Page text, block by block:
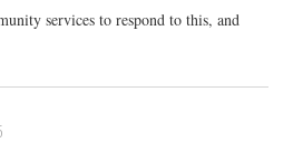
services to respond to this, and